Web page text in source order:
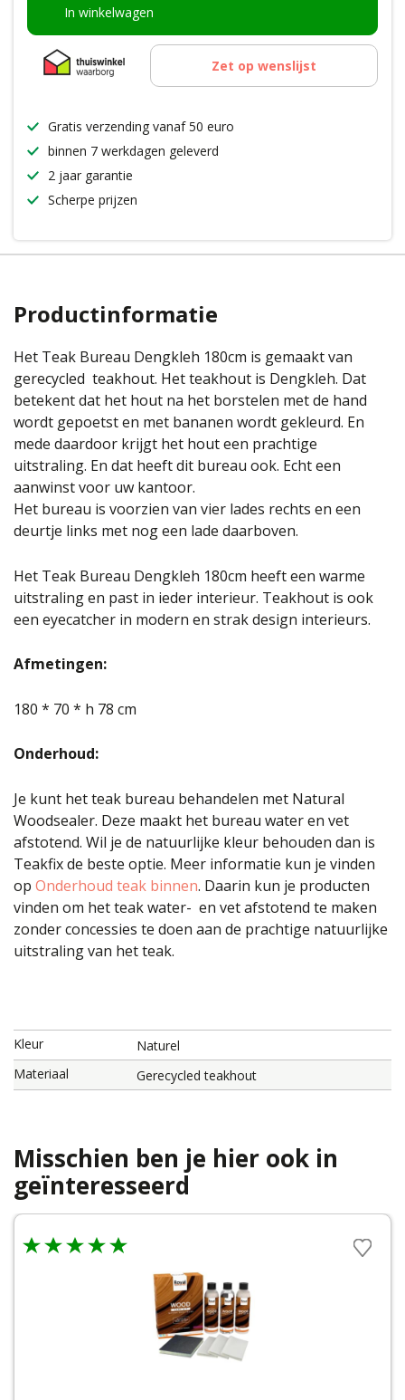
In winkelwagen
Zet op wenslijst
Gratis verzending vanaf 50 euro
binnen 7 werkdagen geleverd
2 jaar garantie
Scherpe prijzen
Productinformatie
Het Teak Bureau Dengkleh 180cm is gemaakt van
gerecycled teakhout. Het teakhout is Dengkleh. Dat
betekent dat het hout na het borstelen met de hand
wordt gepoetst en met bananen wordt gekleurd. En
mede daardoor krijgt het hout een prachtige
uitstraling. En dat heeft dit bureau ook. Echt een
aanwinst voor uw kantoor.
Het bureau is voorzien van vier lades rechts en een
deurtje links met nog een lade daarboven.
Het Teak Bureau Dengkleh 180cm heeft een warme
uitstraling en past in ieder interieur. Teakhout is ook
een eyecatcher in modern en strak design interieurs.
Afmetingen:
180 * 70 * h 78 cm
Onderhoud:
Je kunt het teak bureau behandelen met Natural
Woodsealer. Deze maakt het bureau water en vet
afstotend. Wil je de natuurlijke kleur behouden dan is
Teakfix de beste optie. Meer informatie kun je vinden
op Onderhoud teak binnen. Daarin kun je producten
vinden om het teak water- en vet afstotend te maken
zonder concessies te doen aan de prachtige natuurlijke
uitstraling van het teak.
Kleur
Naturel
Materiaal
Gerecycled teakhout
Misschien ben je hier ook in
geïnteresseerd